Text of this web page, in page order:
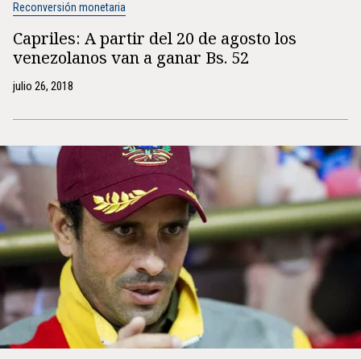
Reconversión monetaria
Capriles: A partir del 20 de agosto los
venezolanos van a ganar Bs. 52
julio 26, 2018